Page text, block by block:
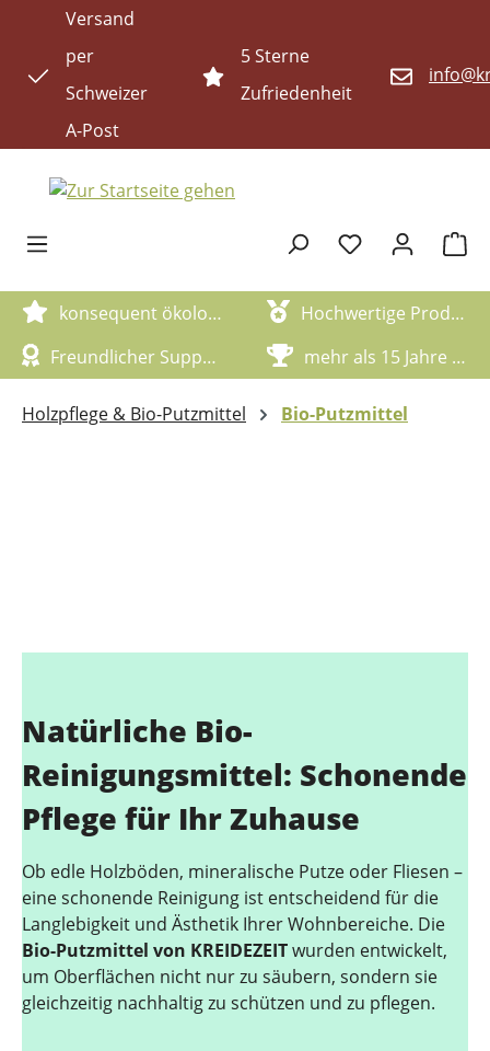
Zum Hauptinhalt springen
Versand
per
Schweizer
A-Post
5 Sterne
Zufriedenheit
konsequent ökologische Artikel
Hochwertige Produktqualität
Freundlicher Support
mehr als 15 Jahre Erfahrung
Holzpflege & Bio-Putzmittel Bio-Putzmittel
Natürliche Bio-
Reinigungsmittel: Schonende
Pflege für Ihr Zuhause
Ob edle Holzböden, mineralische Putze oder Fliesen –
eine schonende Reinigung ist entscheidend für die
Langlebigkeit und Ästhetik Ihrer Wohnbereiche. Die
Bio-Putzmittel von KREIDEZEITwurden entwickelt,
um Oberflächen nicht nur zu säubern, sondern sie
gleichzeitig nachhaltig zu schützen und zu pflegen.